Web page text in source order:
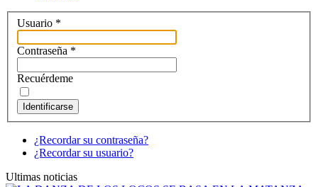
Usuario *
Contraseña *
Recuérdeme
Identificarse
¿Recordar su contraseña?
¿Recordar su usuario?
Ultimas noticias